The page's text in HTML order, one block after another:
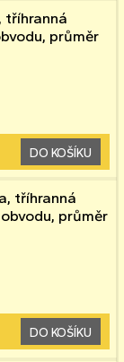
tříhranná
průměr
DO KOŠÍKU
tříhranná
průměr
DO KOŠÍKU